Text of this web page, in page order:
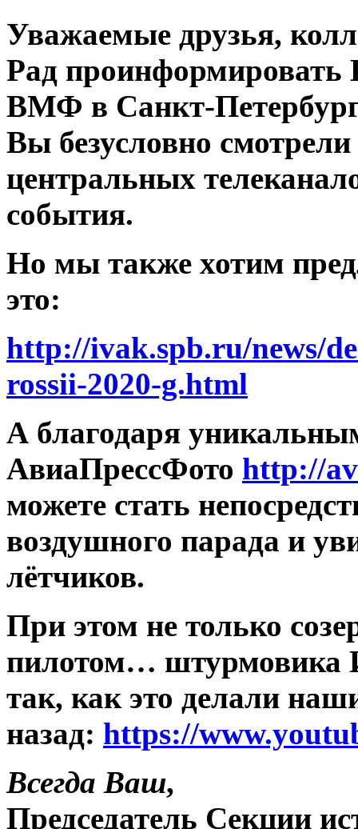
Уважаемые друзья,
Рад проинформировать
ВМФ в Санкт-
Вы безусловно
центральных
события.
Но мы также хотим
это:
http://ivak.spb.ru/news/
rossii-2020-g.html
А благодаря
АвиаПрессФото http://
можете стать
воздушного парада и
лётчиков.
При этом не только
пилотом… штурмовика
так, как это делали
назад: https://
Всегда Ваш,
Председатель Секции